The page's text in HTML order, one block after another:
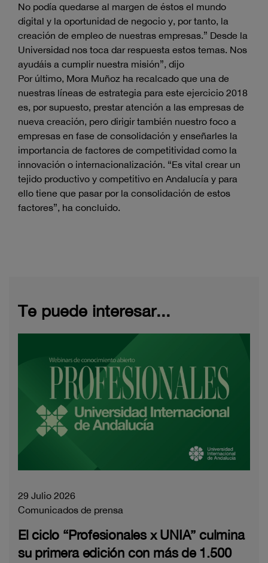
No podía quedarse al margen de éstos el mundo
digital y la oportunidad de negocio y, por tanto, la
creación de empleo de nuestras empresas.” Desde la
Universidad nos toca dar respuesta estos temas. Nos
ayudáis a cumplir nuestra misión”, dijo
Por último, Mora Muñoz ha recalcado que una de
nuestras líneas de estrategia para este ejercicio 2018
es, por supuesto, prestar atención a las empresas de
nueva creación, pero dirigir también nuestro foco a
empresas en fase de consolidación y enseñarles la
importancia de factores de competitividad como la
innovación o internacionalización. “Es vital crear un
tejido productivo y competitivo en Andalucía y para
ello tiene que pasar por la consolidación de estos
factores”, ha concluido.
Te puede interesar...
29 Julio 2026
Comunicados de prensa
El ciclo “Profesionales x UNIA” culmina
su primera edición con más de 1.500